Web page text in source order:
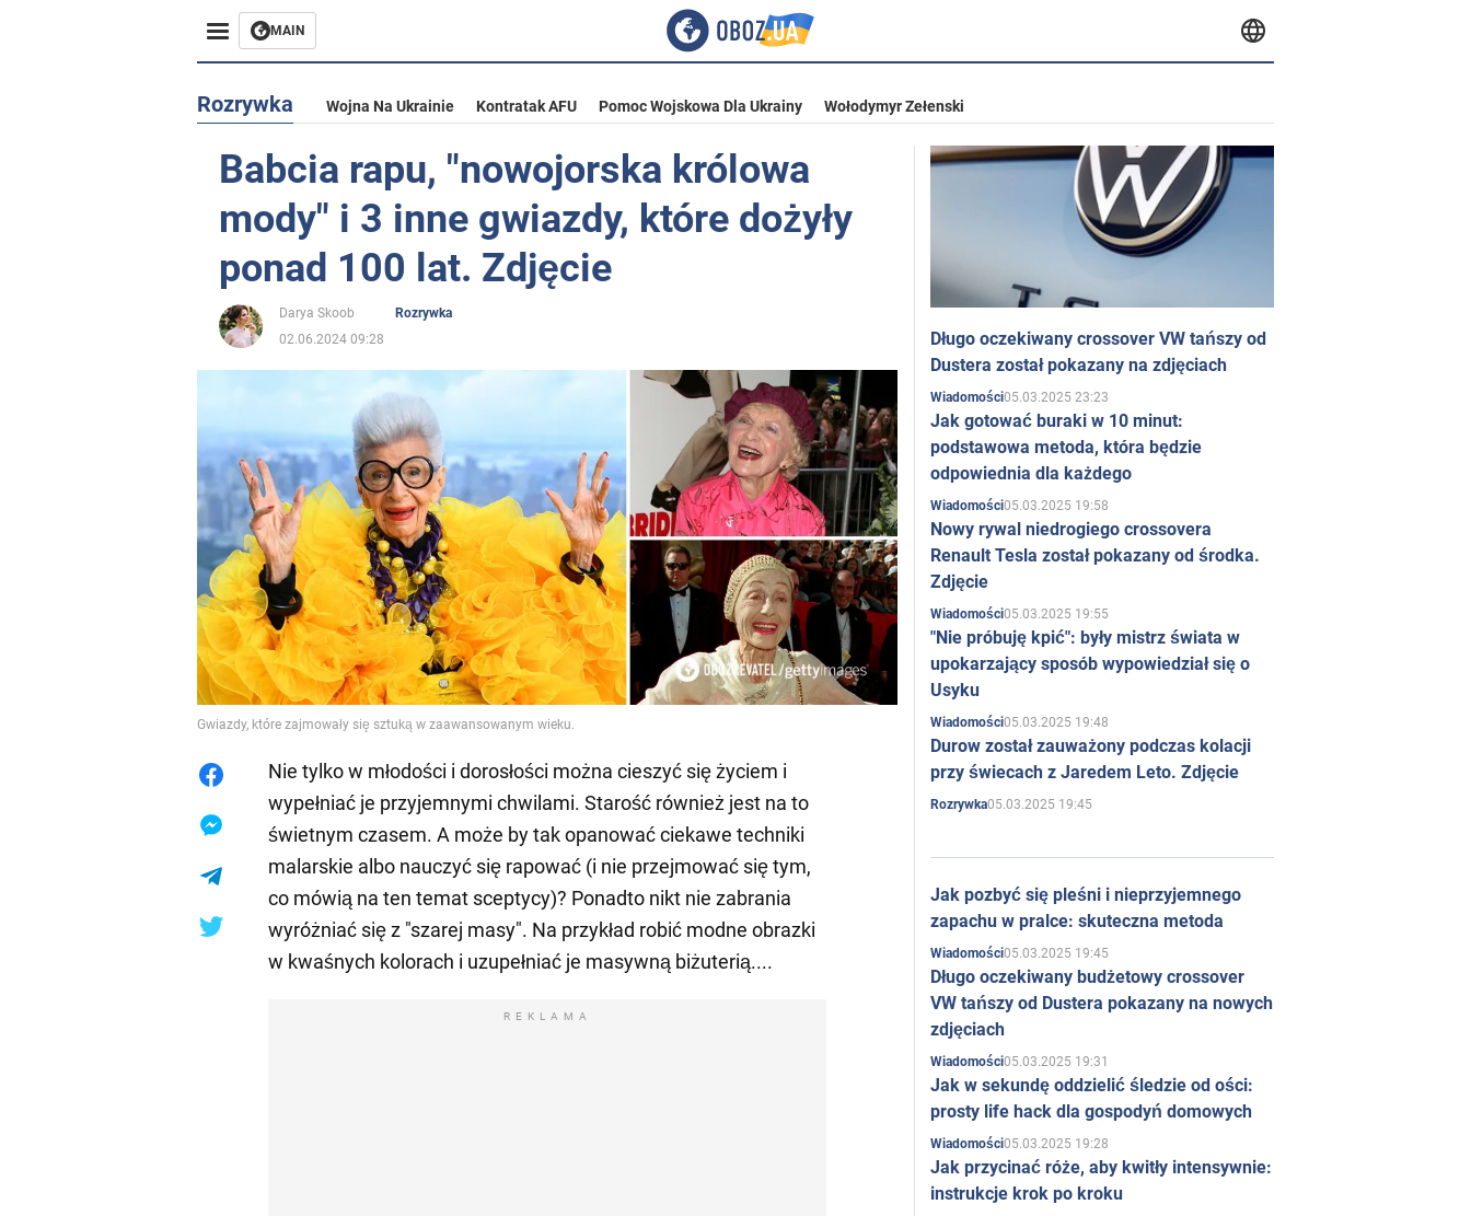
MAIN
Rozrywka Wojna Na Ukrainie Kontratak AFU Pomoc Wojskowa Dla Ukrainy Wołodymyr Zełenski
Babcia rapu, "nowojorska królowa
mody" i 3 inne gwiazdy, które dożyły
ponad 100 lat. Zdjęcie
Darya Skoob
Rozrywka
02.06.2024 09:28
Gwiazdy, które zajmowały się sztuką w zaawansowanym wieku.
Nie tylko w młodości i dorosłości można cieszyć się życiem i
wypełniać je przyjemnymi chwilami. Starość również jest na to
świetnym czasem. A może by tak opanować ciekawe techniki
malarskie albo nauczyć się rapować (i nie przejmować się tym,
co mówią na ten temat sceptycy)? Ponadto nikt nie zabrania
wyróżniać się z "szarej masy". Na przykład robić modne obrazki
w kwaśnych kolorach i uzupełniać je masywną biżuterią....
REKLAMA
Długo oczekiwany crossover VW tańszy od
Dustera został pokazany na zdjęciach
Wiadomości05.03.2025 23:23
Jak gotować buraki w 10 minut:
podstawowa metoda, która będzie
odpowiednia dla każdego
Wiadomości05.03.2025 19:58
Nowy rywal niedrogiego crossovera
Renault Tesla został pokazany od środka.
Zdjęcie
Wiadomości05.03.2025 19:55
"Nie próbuję kpić": były mistrz świata w
upokarzający sposób wypowiedział się o
Usyku
Wiadomości05.03.2025 19:48
Durow został zauważony podczas kolacji
przy świecach z Jaredem Leto. Zdjęcie
Rozrywka05.03.2025 19:45
Jak pozbyć się pleśni i nieprzyjemnego
zapachu w pralce: skuteczna metoda
Wiadomości05.03.2025 19:45
Długo oczekiwany budżetowy crossover
VW tańszy od Dustera pokazany na nowych
zdjęciach
Wiadomości05.03.2025 19:31
Jak w sekundę oddzielić śledzie od ości:
prosty life hack dla gospodyń domowych
Wiadomości05.03.2025 19:28
Jak przycinać róże, aby kwitły intensywnie:
instrukcje krok po kroku